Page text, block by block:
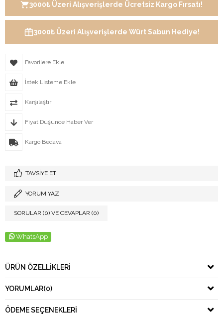
3000₺ Üzeri Alışverişlerde Ücretsiz Kargo Fırsatı!
3000₺ Üzeri Alışverişlerde Würt Sabun Hediye!
Favorilere Ekle
İstek Listeme Ekle
Karşılaştır
Fiyat Düşünce Haber Ver
Kargo Bedava
TAVSIYE ET
YORUM YAZ
SORULAR (0) VE CEVAPLAR (0)
WhatsApp
ÜRÜN ÖZELLIKLERI
YORUMLAR(0)
ÖDEME SEÇENEKLERI